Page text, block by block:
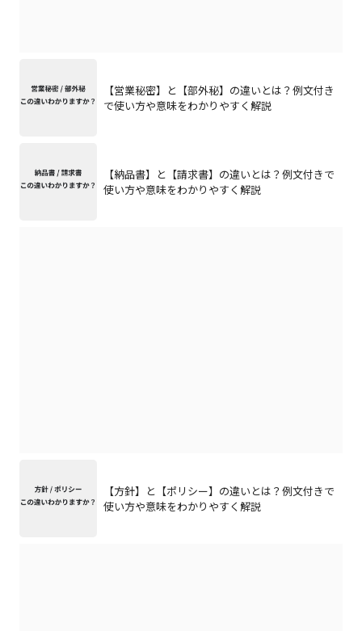
【営業秘密】と【部外秘】の違いとは？例文付き
で使い方や意味をわかりやすく解説
【納品書】と【請求書】の違いとは？例文付きで
使い方や意味をわかりやすく解説
【方針】と【ポリシー】の違いとは？例文付きで
使い方や意味をわかりやすく解説